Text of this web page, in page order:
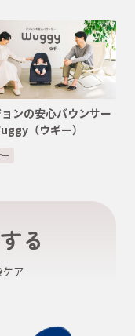
ンの安心バウンサー
（ウギー）
る
ケア